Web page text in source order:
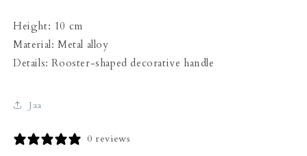
Height: 10 cm
Material: Metal alloy
Details: Rooster-shaped decorative handle
Jaa
0 reviews